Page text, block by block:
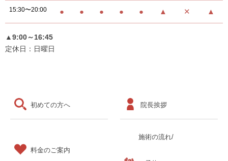
初めての方へ 院長挨拶
料金のご案内
施術の流れ/
15:30〜20:00 ● ● ● ● ● ▲ ✕ ▲
▲9:00～16:45
定休日：日曜日